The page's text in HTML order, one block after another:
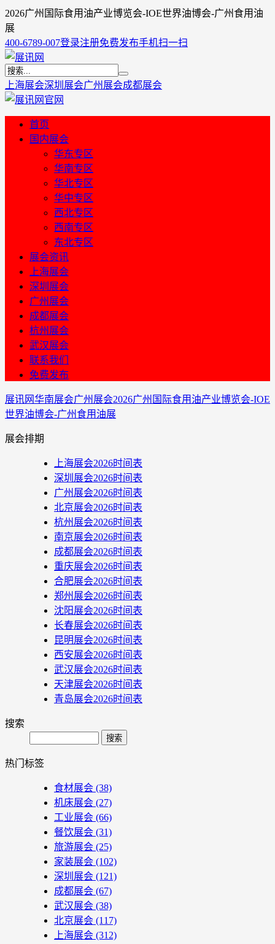
2026广州国际食用油产业博览会-IOE世界油博会-广州食用油
展
400-6789-007登录注册免费发布手机扫一扫
上海展会深圳展会广州展会成都展会
首页
国内展会
华东专区
华南专区
华北专区
华中专区
西北专区
西南专区
东北专区
展会资讯
上海展会
深圳展会
广州展会
成都展会
杭州展会
武汉展会
联系我们
免费发布
展讯网华南展会广州展会2026广州国际食用油产业博览会-IOE
世界油博会-广州食用油展
展会排期
上海展会2026时间表
深圳展会2026时间表
广州展会2026时间表
北京展会2026时间表
杭州展会2026时间表
南京展会2026时间表
成都展会2026时间表
重庆展会2026时间表
合肥展会2026时间表
郑州展会2026时间表
沈阳展会2026时间表
长春展会2026时间表
昆明展会2026时间表
西安展会2026时间表
武汉展会2026时间表
天津展会2026时间表
青岛展会2026时间表
搜索
Search
热门标签
食材展会 (38)
机床展会 (27)
工业展会 (66)
餐饮展会 (31)
旅游展会 (25)
家装展会 (102)
深圳展会 (121)
成都展会 (67)
武汉展会 (38)
北京展会 (117)
上海展会 (312)